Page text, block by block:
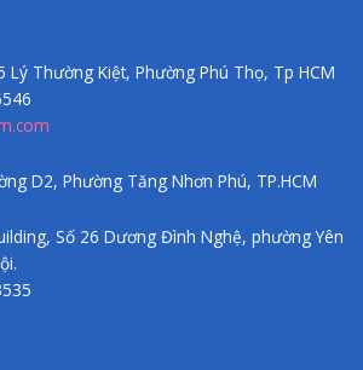
Lý Thường Kiệt, Phường Phú Thọ, Tp HCM
D2, Phường Tăng Nhơn Phú, TP.HCM
Số 26 Dương Đình Nghệ, phường Yên